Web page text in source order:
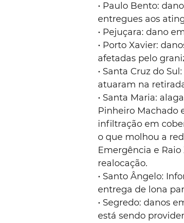
• Paulo Bento:
entregues aos
• Pejuçara: dano
• Porto Xavier:
afetadas pelo
• Santa Cruz do
atuaram na
• Santa Maria:
Pinheiro Machado
infiltração em
o que molhou a
Emergência e
realocação.
• Santo Ângelo:
entrega de lona
• Segredo: danos
está sendo